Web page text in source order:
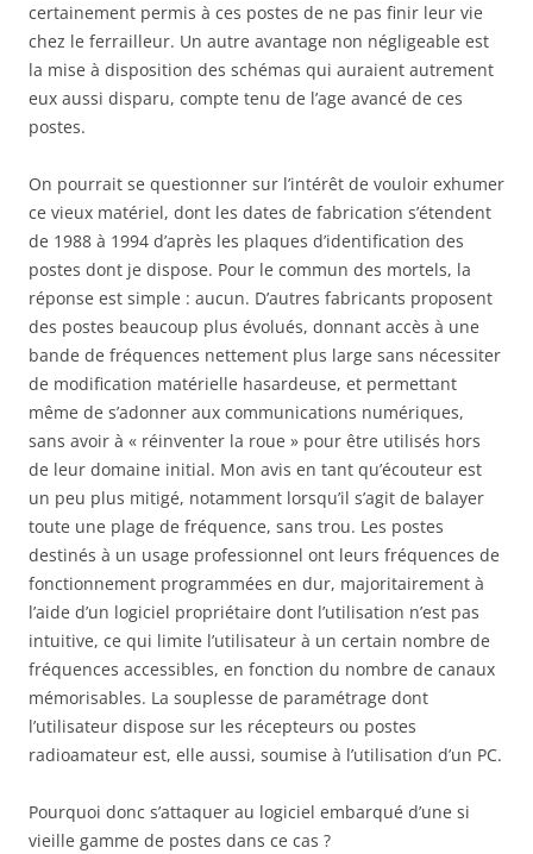
certainement permis à ces postes de ne pas finir leur vie
chez le ferrailleur. Un autre avantage non négligeable est
la mise à disposition des schémas qui auraient autrement
eux aussi disparu, compte tenu de l’age avancé de ces
postes.
On pourrait se questionner sur l’intérêt de vouloir exhumer
ce vieux matériel, dont les dates de fabrication s’étendent
de 1988 à 1994 d’après les plaques d’identification des
postes dont je dispose. Pour le commun des mortels, la
réponse est simple : aucun. D’autres fabricants proposent
des postes beaucoup plus évolués, donnant accès à une
bande de fréquences nettement plus large sans nécessiter
de modification matérielle hasardeuse, et permettant
même de s’adonner aux communications numériques,
sans avoir à « réinventer la roue » pour être utilisés hors
de leur domaine initial. Mon avis en tant qu’écouteur est
un peu plus mitigé, notamment lorsqu’il s’agit de balayer
toute une plage de fréquence, sans trou. Les postes
destinés à un usage professionnel ont leurs fréquences de
fonctionnement programmées en dur, majoritairement à
l’aide d’un logiciel propriétaire dont l’utilisation n’est pas
intuitive, ce qui limite l’utilisateur à un certain nombre de
fréquences accessibles, en fonction du nombre de canaux
mémorisables. La souplesse de paramétrage dont
l’utilisateur dispose sur les récepteurs ou postes
radioamateur est, elle aussi, soumise à l’utilisation d’un PC.
Pourquoi donc s’attaquer au logiciel embarqué d’une si
vieille gamme de postes dans ce cas ?